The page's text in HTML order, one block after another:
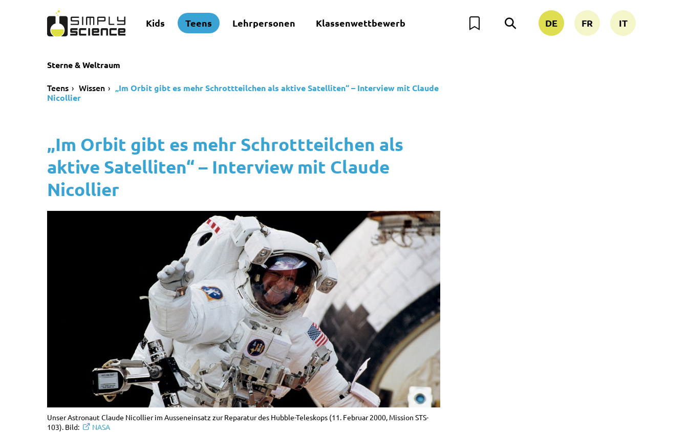
Kids Teens Lehrpersonen Klassenwettbewerb DE FR IT
Sterne & Weltraum
Teens Wissen
„Im Orbit gibt es mehr Schrottteilchen als aktive Satelliten“ – Interview mit Claude
Nicollier
„Im Orbit gibt es mehr Schrottteilchen als
aktive Satelliten“ – Interview mit Claude
Nicollier
Unser Astronaut Claude Nicollier im Ausseneinsatz zur Reparatur des Hubble-Teleskops (11. Februar 2000, Mission STS-
103). Bild:
NASA